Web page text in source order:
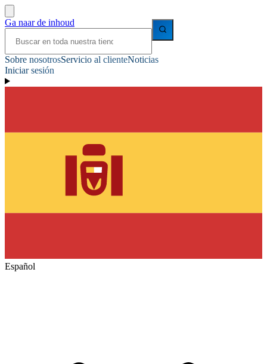
Ga naar de inhoud
Sobre nosotrosServicio al clienteNoticias
Iniciar sesión
Español